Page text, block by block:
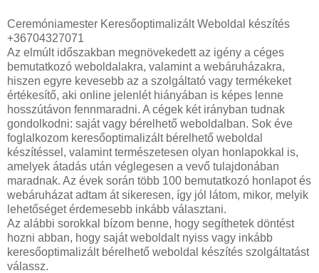
Ceremóniamester Keresőoptimalizált Weboldal készítés
+36704327071
Az elmúlt időszakban megnövekedett az igény a céges
bemutatkozó weboldalakra, valamint a webáruházakra,
hiszen egyre kevesebb az a szolgáltató vagy termékeket
értékesítő, aki online jelenlét hiányában is képes lenne
hosszútávon fennmaradni. A cégek két irányban tudnak
gondolkodni: saját vagy bérelhető weboldalban. Sok éve
foglalkozom keresőoptimalizált bérelhető weboldal
készítéssel, valamint természetesen olyan honlapokkal is,
amelyek átadás után véglegesen a vevő tulajdonában
maradnak. Az évek során több 100 bemutatkozó honlapot és
webáruházat adtam át sikeresen, így jól látom, mikor, melyik
lehetőséget érdemesebb inkább választani.
Az alábbi sorokkal bízom benne, hogy segíthetek döntést
hozni abban, hogy saját weboldalt nyiss vagy inkább
keresőoptimalizált bérelhető weboldal készítés szolgáltatást
válassz.